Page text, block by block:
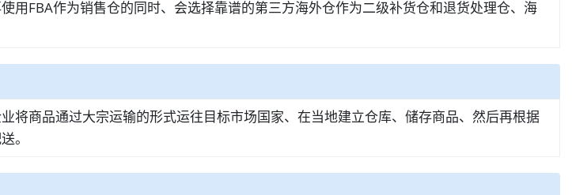
FBA作为销售仓的同时、会选择靠谱的第三方海外仓作为二级补货仓和退货处理仓、海
将商品通过大宗运输的形式运往目标市场国家、在当地建立仓库、储存商品、然后再根据
。